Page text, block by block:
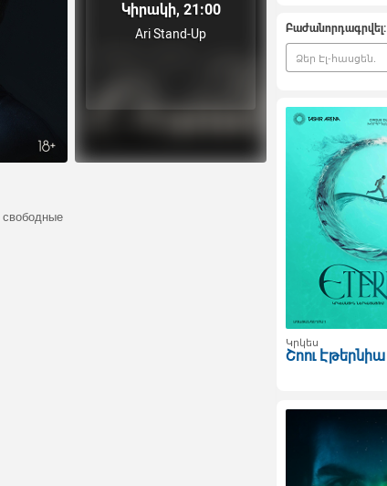
Կիրակի, 21:00
Ari Stand-Up
свободные
Բաժանորդագրվել:
Կրկես
Շոու Էթերնիա